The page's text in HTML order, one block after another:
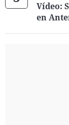
Vídeo:
en